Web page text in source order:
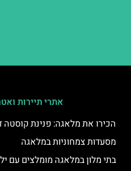
אתרי תיירות
הכירו את מלאגה: פנינת
מסעדות צמחוניות במלאגה
בתי מלון במלאגה מומלצים עם